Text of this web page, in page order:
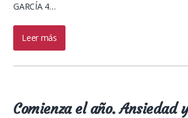
GARCÍA 4…
Leer más
Comienza el año. Ansiedad